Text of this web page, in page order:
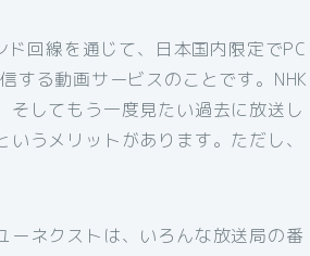
回線を通じて、日本国内限定でPC
する動画サービスのことです。NHK
してもう一度見たい過去に放送し
うメリットがあります。ただし、
ーネクストは、いろんな放送局の番